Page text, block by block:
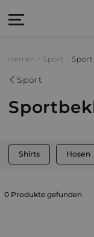
Herren Sport
Sport
Shirts Hosen
0 Produkte gefunden